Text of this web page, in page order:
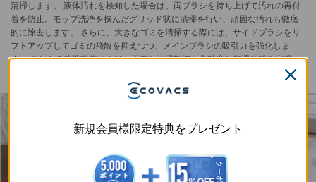
清掃します。 液体汚れを検知した場合は、両ブラシを持ち上げて汚れの再付
着を防止。モップ洗浄を挟んだグリッド状に清掃を行い、頑固な汚れも徹底
的に除去します。 さらに、大きなゴミを清掃する際には、サイドブラシをリ
フトアップしてゴミの飛散を抑えつつ、メインブラシの吸引力を強化しま
す。 これらの連携動作により、正確な清掃制御と高精度な乾湿分離を実現
し、あらゆるシーンで床をしっかり保護しながら高い清掃性能を発揮しま
新規会員様限定特典をプレゼント